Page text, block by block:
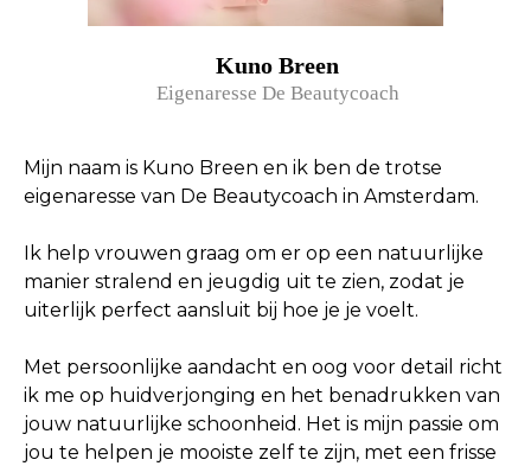
Kuno Breen
Eigenaresse De Beautycoach
Mijn naam is Kuno Breen en ik ben de trotse
eigenaresse van De Beautycoach in Amsterdam.
Ik help vrouwen graag om er op een natuurlijke
manier stralend en jeugdig uit te zien, zodat je
uiterlijk perfect aansluit bij hoe je je voelt.
Met persoonlijke aandacht en oog voor detail richt
ik me op huidverjonging en het benadrukken van
jouw natuurlijke schoonheid. Het is mijn passie om
jou te helpen je mooiste zelf te zijn, met een frisse